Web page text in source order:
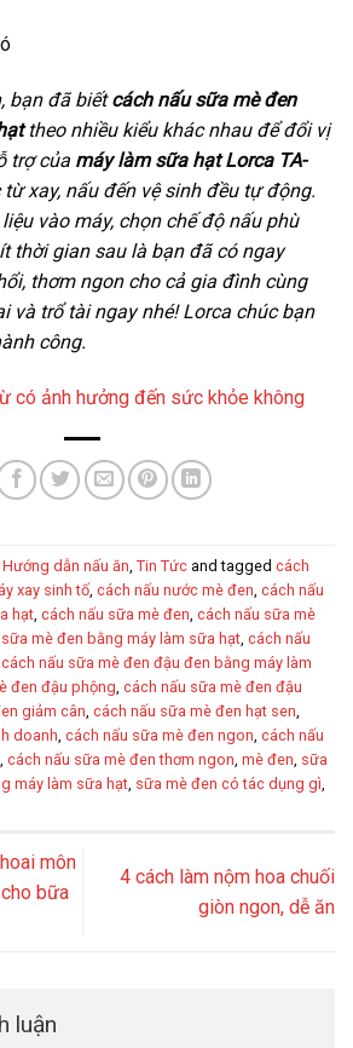
bạn đã biếtcách nấu sữa mè đen
theo nhiều kiểu khác nhau để đổi vị
trợ của máy làm sữa hạt Lorca TA-
xay, nấu đến vệ sinh đều tự động.
vào máy, chọn chế độ nấu phù
thời gian sau là bạn đã có ngay
thơm ngon cho cả gia đình cùng
và trổ tài ngay nhé! Lorca chúc bạn
công.
có ảnh hưởng đến sức khỏe không
Hướng dẫn nấu ăn Tin Tức and tagged cách
xay sinh tố cách nấu nước mè đen cách nấu
hạt cách nấu sữa mè đen cách nấu sữa mè
mè đen bằng máy làm sữa hạt cách nấu
cách nấu sữa mè đen đậu đen bằng máy làm
đen đậu phộng cách nấu sữa mè đen đậu
giảm cân cách nấu sữa mè đen hạt sen
doanh cách nấu sữa mè đen ngon cách nấu
cách nấu sữa mè đen thơm ngon mè đen sữa
máy làm sữa hạt sữa mè đen có tác dụng gì
môn
bữa
4 cách làm nộm hoa chuối
giòn ngon, dễ ăn
luận